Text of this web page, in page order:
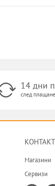
14 дни
след плащане
Магазини
Сервизи